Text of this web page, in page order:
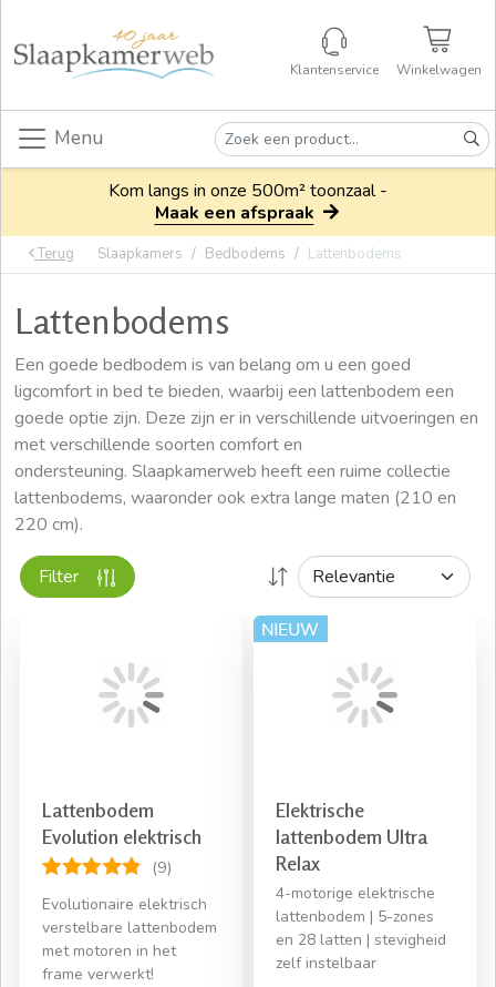
Klantenservice Winkelwagen
Menu
Kom langs in onze 500m² toonzaal -
Maak een afspraak
Terug Slaapkamers Bedbodems Lattenbodems
Lattenbodems
Een goede bedbodem is van belang om u een goed
ligcomfort in bed te bieden, waarbij een lattenbodem een
goede optie zijn. Deze zijn er in verschillende uitvoeringen en
met verschillende soorten comfort en
ondersteuning. Slaapkamerweb heeft een ruime collectie
lattenbodems, waaronder ook extra lange maten (210 en
220 cm).
Filter
Lattenbodem
Evolution elektrisch
(9)
Evolutionaire elektrisch
verstelbare lattenbodem
met motoren in het
frame verwerkt!
Elektrische
lattenbodem Ultra
Relax
4-motorige elektrische
lattenbodem | 5-zones
en 28 latten | stevigheid
zelf instelbaar